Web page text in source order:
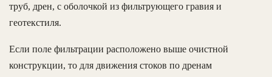
труб, дрен, с оболочкой из фильтрующего гравия и
геотекстиля.
Если поле фильтрации расположено выше очистной
конструкции, то для движения стоков по дренам